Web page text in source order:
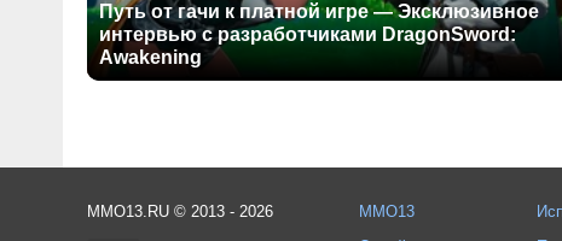
Путь от гачи к платной игре — Эксклюзивное
интервью с разработчиками DragonSword:
Awakening
MMO13.RU © 2013 - 2026
MMO13